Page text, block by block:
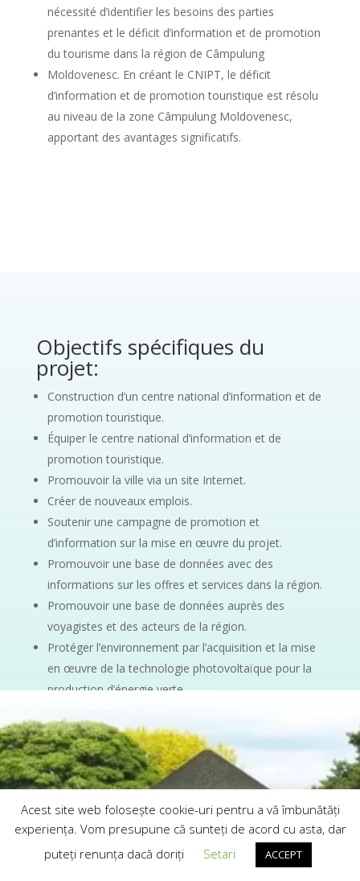
nécessité d’identifier les besoins des parties
prenantes et le déficit d’information et de promotion
du tourisme dans la région de Câmpulung
Moldovenesc. En créant le CNIPT, le déficit
d’information et de promotion touristique est résolu
au niveau de la zone Câmpulung Moldovenesc,
apportant des avantages significatifs.
Objectifs spécifiques du
projet:
Construction d’un centre national d’information et de
promotion touristique.
Équiper le centre national d’information et de
promotion touristique.
Promouvoir la ville via un site Internet.
Créer de nouveaux emplois.
Soutenir une campagne de promotion et
d’information sur la mise en œuvre du projet.
Promouvoir une base de données avec des
informations sur les offres et services dans la région.
Promouvoir une base de données auprès des
voyagistes et des acteurs de la région.
Protéger l’environnement par l’acquisition et la mise
en œuvre de la technologie photovoltaïque pour la
production d’énergie verte.
Acest site web folosește cookie-uri pentru a vă îmbunătăți
experiența. Vom presupune că sunteți de acord cu asta, dar
puteți renunța dacă doriți
Setari ACCEPT